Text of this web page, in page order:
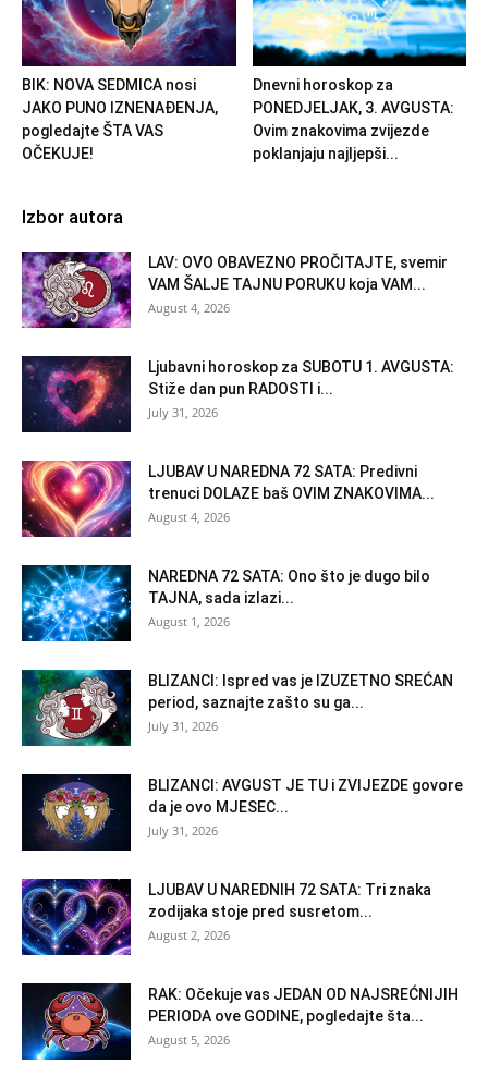
BIK: NOVA SEDMICA nosi
JAKO PUNO IZNENAĐENJA,
pogledajte ŠTA VAS
OČEKUJE!
Dnevni horoskop za
PONEDJELJAK, 3. AVGUSTA:
Ovim znakovima zvijezde
poklanjaju najljepši...
Izbor autora
LAV: OVO OBAVEZNO PROČITAJTE, svemir
VAM ŠALJE TAJNU PORUKU koja VAM...
August 4, 2026
Ljubavni horoskop za SUBOTU 1. AVGUSTA:
Stiže dan pun RADOSTI i...
July 31, 2026
LJUBAV U NAREDNA 72 SATA: Predivni
trenuci DOLAZE baš OVIM ZNAKOVIMA...
August 4, 2026
NAREDNA 72 SATA: Ono što je dugo bilo
TAJNA, sada izlazi...
August 1, 2026
BLIZANCI: Ispred vas je IZUZETNO SREĆAN
period, saznajte zašto su ga...
July 31, 2026
BLIZANCI: AVGUST JE TU i ZVIJEZDE govore
da je ovo MJESEC...
July 31, 2026
LJUBAV U NAREDNIH 72 SATA: Tri znaka
zodijaka stoje pred susretom...
August 2, 2026
RAK: Očekuje vas JEDAN OD NAJSREĆNIJIH
PERIODA ove GODINE, pogledajte šta...
August 5, 2026